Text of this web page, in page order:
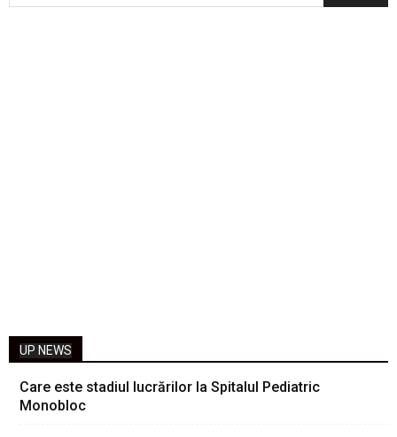
UP NEWS
Care este stadiul lucrărilor la Spitalul Pediatric
Monobloc